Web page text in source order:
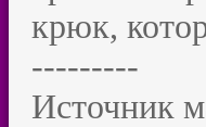
крюк,
---------
Источник